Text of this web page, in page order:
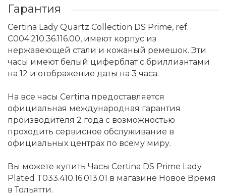
Гарантия
Certina Lady Quartz Collection DS Prime, ref.
C004.210.36.116.00, имеют корпус из
нержавеющей стали и кожаный ремешок. Эти
часы имеют белый циферблат с бриллиантами
на 12 и отображение даты на 3 часа.
На все часы Certina предоставляется
официальная международная гарантия
производителя 2 года с возможностью
проходить сервисное обслуживание в
официальных центрах по всему миру.
Вы можете купить Часы Certina DS Prime Lady
Plated T033.410.16.013.01 в магазине Новое Время
в Тольятти.